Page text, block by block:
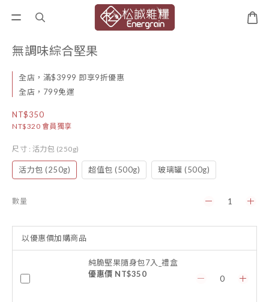
無調味綜合堅果
全店，滿$3999 即享9折優惠
全店，799免運
NT$350
NT$320 會員獨享
尺寸 : 活力包 (250g)
活力包 (250g) 超值包 (500g) 玻璃罐 (500g)
數量
以優惠價加購商品
純脆堅果隨身包7入_禮盒
優惠價 NT$350